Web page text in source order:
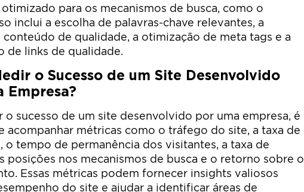
para os mecanismos de busca, como o
inclui a escolha de palavras-chave relevantes, a
conteúdo de qualidade, a otimização de meta tags e a
de links de qualidade.
o Sucesso de um Site Desenvolvido
Empresa?
o sucesso de um site desenvolvido por uma empresa, é
acompanhar métricas como o tráfego do site, a taxa de
o tempo de permanência dos visitantes, a taxa de
posições nos mecanismos de busca e o retorno sobre o
Essas métricas podem fornecer insights valiosos
do site e ajudar a identificar áreas de